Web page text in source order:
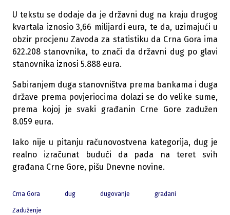
U tekstu se dodaje da je državni dug na kraju drugog
kvartala iznosio 3,66 milijardi eura, te da, uzimajući u
obzir procjenu Zavoda za statistiku da Crna Gora ima
622.208 stanovnika, to znači da državni dug po glavi
stanovnika iznosi 5.888 eura.
Sabiranjem duga stanovništva prema bankama i duga
države prema povjeriocima dolazi se do velike sume,
prema kojoj je svaki građanin Crne Gore zadužen
8.059 eura.
Iako nije u pitanju računovostvena kategorija, dug je
realno izračunat budući da pada na teret svih
građana Crne Gore, pišu Dnevne novine.
Crna Gora dug dugovanje građani
Zaduženje